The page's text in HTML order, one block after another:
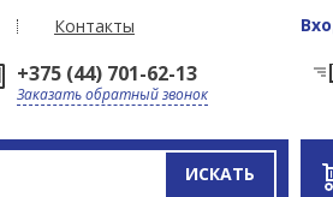
Контакты
+375 (44) 701-62-13
Заказать обратный звонок
ИСКАТЬ